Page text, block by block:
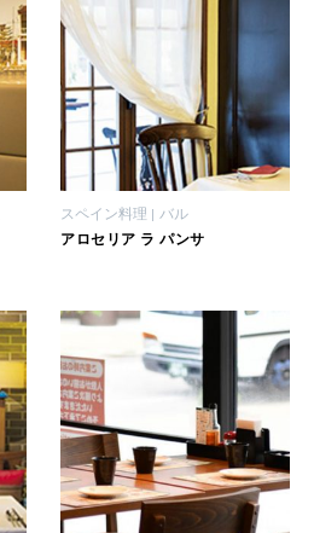
スペイン料理 バル
アロセリア ラ パンサ